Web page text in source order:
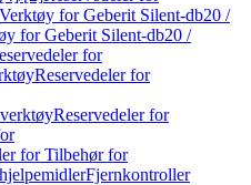
Verktøy for Geberit Silent-db20 /
for Geberit Silent-db20 /
for
Reservedeler for
Reservedeler for
for Tilbehør for
Fjernkontroller